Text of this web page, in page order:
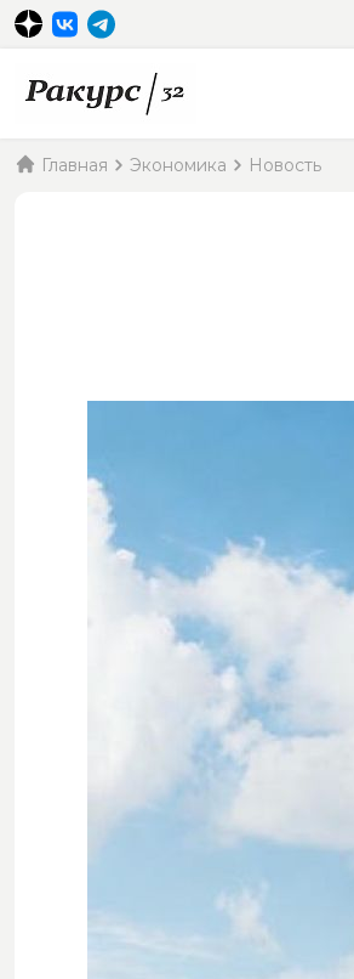
Главная Экономика Новость